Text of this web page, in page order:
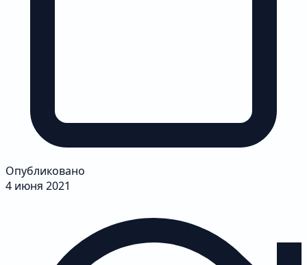
Опубликовано
4 июня 2021